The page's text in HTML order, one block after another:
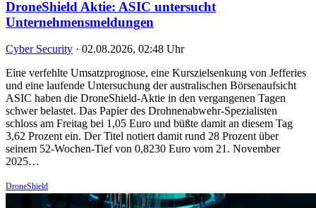
DroneShield Aktie: ASIC untersucht
Unternehmensmeldungen
Cyber Security · 02.08.2026, 02:48 Uhr
Eine verfehlte Umsatzprognose, eine Kurszielsenkung von Jefferies
und eine laufende Untersuchung der australischen Börsenaufsicht
ASIC haben die DroneShield-Aktie in den vergangenen Tagen
schwer belastet. Das Papier des Drohnenabwehr-Spezialisten
schloss am Freitag bei 1,05 Euro und büßte damit an diesem Tag
3,62 Prozent ein. Der Titel notiert damit rund 28 Prozent über
seinem 52-Wochen-Tief von 0,8230 Euro vom 21. November
2025…
DroneShield